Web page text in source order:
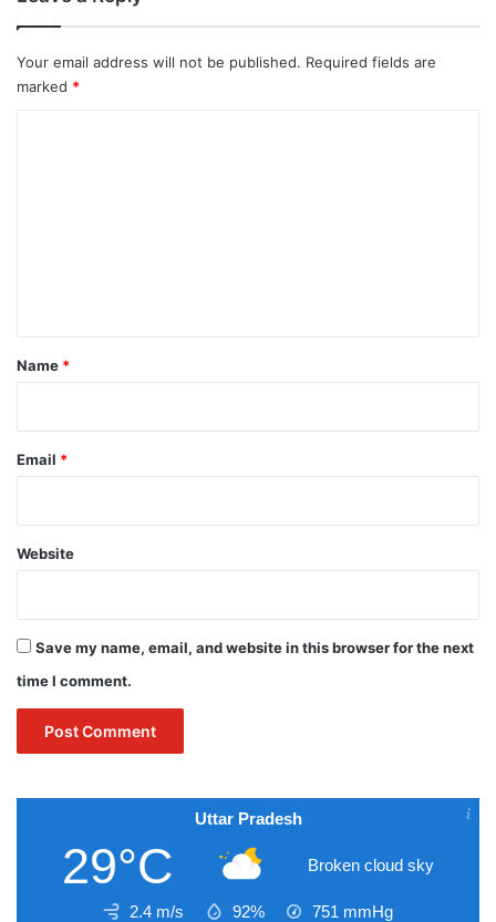
Your email address will not be published. Required fields are
marked *
*
Name *
Email *
Website
Save my name, email, and website in this browser for the next
time I comment.
Uttar Pradesh
29°C Broken cloud sky
2.4 m/s 92% 751 mmHg